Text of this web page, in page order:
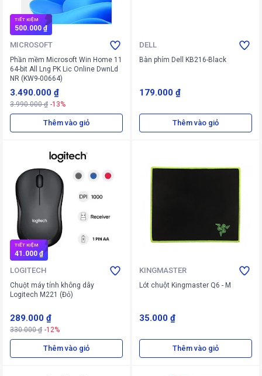
TIẾT KIỆM
500.000 ₫
MICROSOFT
Phần mềm Microsoft Win Home 11
64-bit All Lng PK Lic Online DwnLd
NR (KW9-00664)
3.490.000 ₫
3.990.000 ₫ -13%
Thêm vào giỏ
DELL
Bàn phím Dell KB216-Black
179.000 ₫
Thêm vào giỏ
TIẾT KIỆM
41.000 ₫
LOGITECH
Chuột máy tính không dây
Logitech M221 (Đỏ)
289.000 ₫
330.000 ₫ -12%
Thêm vào giỏ
KINGMASTER
Lót chuột Kingmaster Q6 - M
35.000 ₫
Thêm vào giỏ